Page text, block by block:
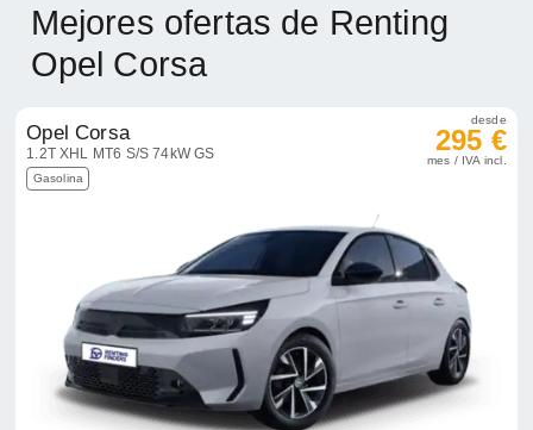
Mejores ofertas de Renting
Opel Corsa
Opel Corsa
1.2T XHL MT6 S/S 74kW GS
Gasolina
desde
295 €
mes / IVA incl.